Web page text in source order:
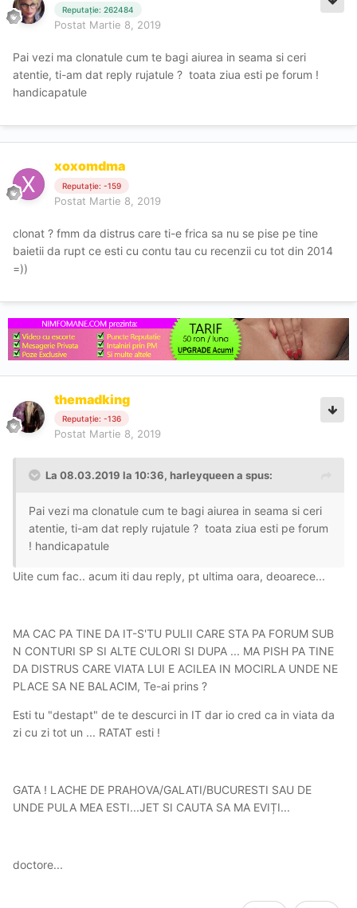
Reputație: 262484
Postat Martie 8, 2019
Pai vezi ma clonatule cum te bagi aiurea in seama si ceri
atentie, ti-am dat reply rujatule ? toata ziua esti pe forum !
handicapatule
xoxomdma
Reputație: -159
Postat Martie 8, 2019
clonat ? fmm da distrus care ti-e frica sa nu se pise pe tine
baietii da rupt ce esti cu contu tau cu recenzii cu tot din 2014
=))
themadking
Reputație: -136
Postat Martie 8, 2019
La 08.03.2019 la 10:36, harleyqueen a spus:
Pai vezi ma clonatule cum te bagi aiurea in seama si ceri
atentie, ti-am dat reply rujatule ? toata ziua esti pe forum
! handicapatule
Uite cum fac.. acum iti dau reply, pt ultima oara, deoarece...
MA CAC PA TINE DA IT-S'TU PULII CARE STA PA FORUM SUB
N CONTURI SP SI ALTE CULORI SI DUPA ... MA PISH PA TINE
DA DISTRUS CARE VIATA LUI E ACILEA IN MOCIRLA UNDE NE
PLACE SA NE BALACIM, Te-ai prins ?
Esti tu "destapt" de te descurci in IT dar io cred ca in viata da
zi cu zi tot un ... RATAT esti !
GATA ! LACHE DE PRAHOVA/GALATI/BUCURESTI SAU DE
UNDE PULA MEA ESTI...JET SI CAUTA SA MA EVIȚI...
doctore...